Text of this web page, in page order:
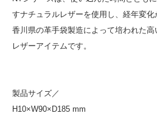
すナチュラルレザーを使用し、経年変化
香川県の革手袋製造によって培われた
レザーアイテムです。
製品サイズ／
H10×W90×D185 mm